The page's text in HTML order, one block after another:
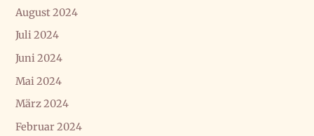
August 2024
Juli 2024
Juni 2024
Mai 2024
März 2024
Februar 2024